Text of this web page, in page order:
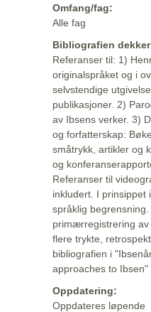
Omfang/fag:
Alle fag
Bibliografien
Referanser til: 1)
originalspråket og i
selvstendige
publikasjoner. 2)
av Ibsens verker. 3)
og forfatterskap:
småtrykk, artikler og
og
Referanser til
inkludert. I prinsippet
språklig
primærregistrering
flere trykte,
bibliografien i
approaches to
Oppdatering:
Oppdateres løpende